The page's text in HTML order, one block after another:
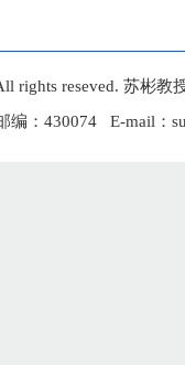
rights reseved. 苏彬
：430074 E-mail：